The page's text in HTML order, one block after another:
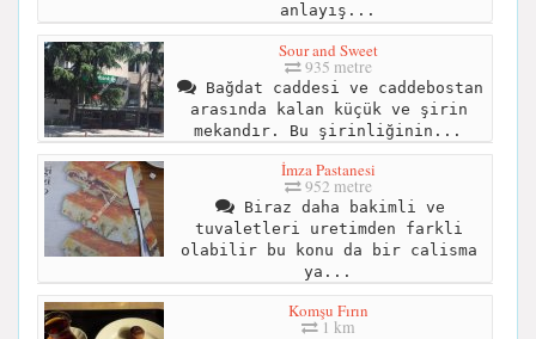
anlayış...
Sour and Sweet
935 metre
Bağdat caddesi ve caddebostan
arasında kalan küçük ve şirin
mekandır. Bu şirinliğinin...
İmza Pastanesi
952 metre
Biraz daha bakimli ve
tuvaletleri uretimden farkli
olabilir bu konu da bir calisma
ya...
Komşu Fırın
1 km